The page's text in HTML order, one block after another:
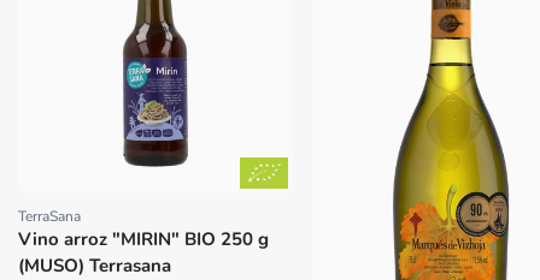
Proveedor:
TerraSana
Vino arroz "MIRIN" BIO 250 g
(MUSO) Terrasana